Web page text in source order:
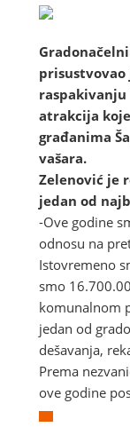
prisustvovao
raspakivanju
atrakcija
građanima
vašara.
Zelenović je
jedan od
-Ove godine
odnosu na
Istovremeno
smo
komunalnom
jedan od
dešavanja,
Prema
ove godine